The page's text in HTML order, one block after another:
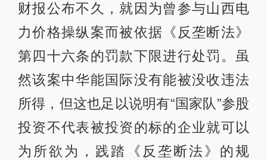
财报公布不久，就因为曾参与山西电
力价格操纵案而被依据《反垄断法》
第四十六条的罚款下限进行处罚。虽
然该案中华能国际没有能被没收违法
所得，但这也足以说明有“国家队”参股
投资不代表被投资的标的企业就可以
为所欲为，践踏《反垄断法》的规